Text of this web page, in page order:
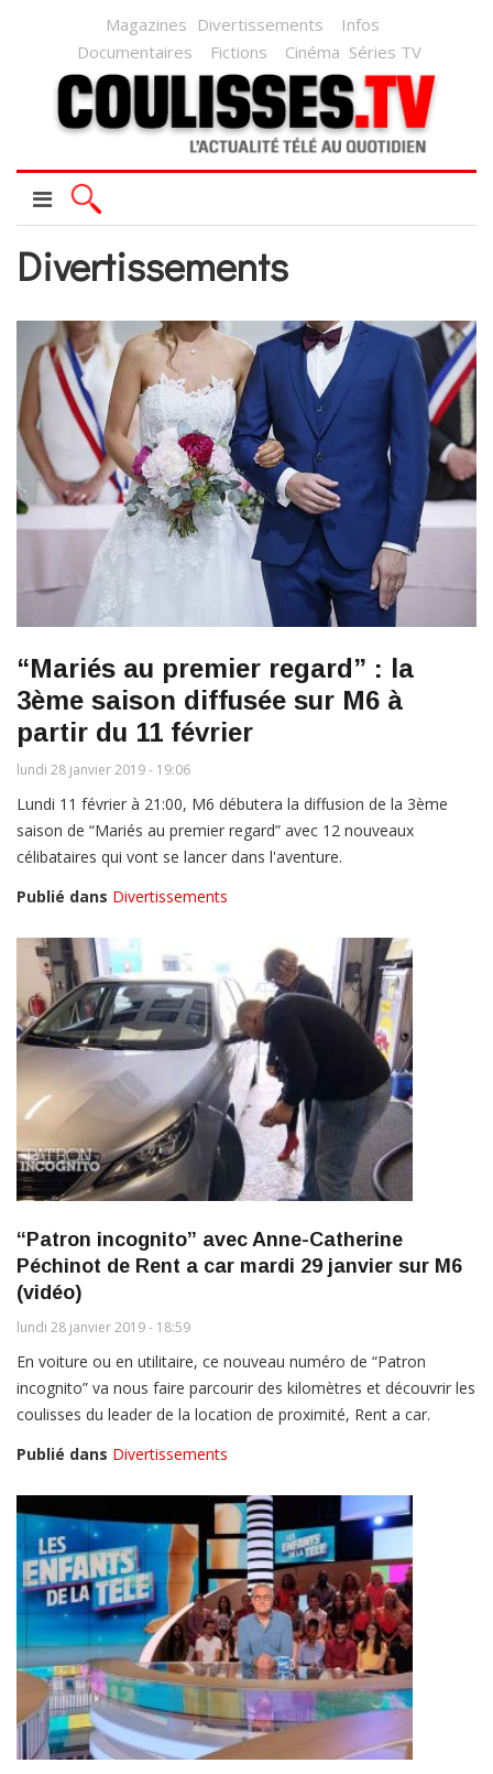
Magazines Divertissements
Infos
Documentaires
Fictions Cinéma Séries TV
Divertissements
“Mariés au premier regard” : la
3ème saison diffusée sur M6 à
partir du 11 février
lundi 28 janvier 2019 - 19:06
Lundi 11 février à 21:00, M6 débutera la diffusion de la 3ème
saison de “Mariés au premier regard” avec 12 nouveaux
célibataires qui vont se lancer dans l'aventure.
Publié dans Divertissements
“Patron incognito” avec Anne-Catherine
Péchinot de Rent a car mardi 29 janvier sur M6
(vidéo)
lundi 28 janvier 2019 - 18:59
En voiture ou en utilitaire, ce nouveau numéro de “Patron
incognito” va nous faire parcourir des kilomètres et découvrir les
coulisses du leader de la location de proximité, Rent a car.
Publié dans Divertissements